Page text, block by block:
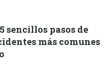
sencillos pasos de
más comunes